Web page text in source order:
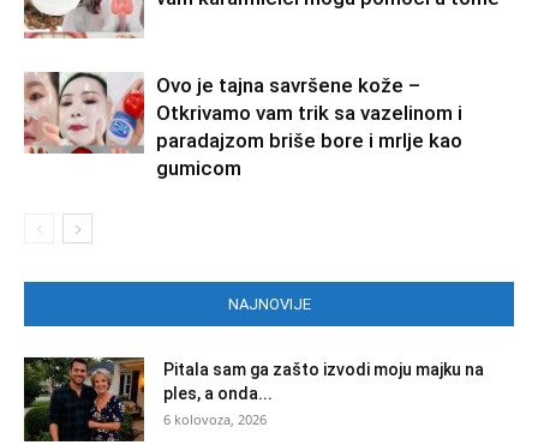
Ovo je tajna savršene kože –
Otkrivamo vam trik sa vazelinom i
paradajzom briše bore i mrlje kao
gumicom
NAJNOVIJE
Pitala sam ga zašto izvodi moju majku na
ples, a onda...
6 kolovoza, 2026